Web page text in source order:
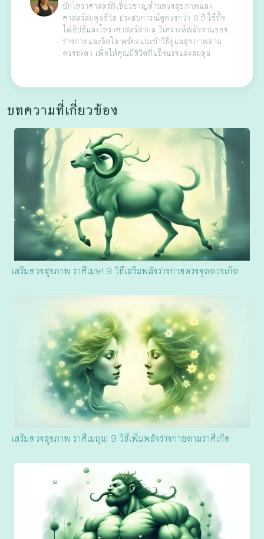
นักโหราศาสตร์ที่เชี่ยวชาญด้านดวงสุขภาพและ
ศาสตร์สมดุลชีวิต ประสบการณ์ดูดวงกว่า 6 ปี ใช้ทั้ง
ไพ่ยิปซีและโหราศาสตร์สากล วิเคราะห์พลังงานของ
ร่างกายและจิตใจ พร้อมแนะนำวิธีดูแลสุขภาพตาม
ดวงชะตา เพื่อให้คุณมีชีวิตที่แข็งแรงและสมดุล
บทความที่เกี่ยวข้อง
เสริมดวงสุขภาพ ราศีเมษ! 9 วิธีเสริมพลังร่างกายตรงจุดดวงเกิด
เสริมดวงสุขภาพ ราศีเมถุน! 9 วิธีเพิ่มพลังร่างกายตามราศีเกิด